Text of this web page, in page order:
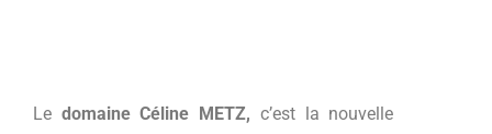
Le domaine Céline METZ, c’est la nouvelle